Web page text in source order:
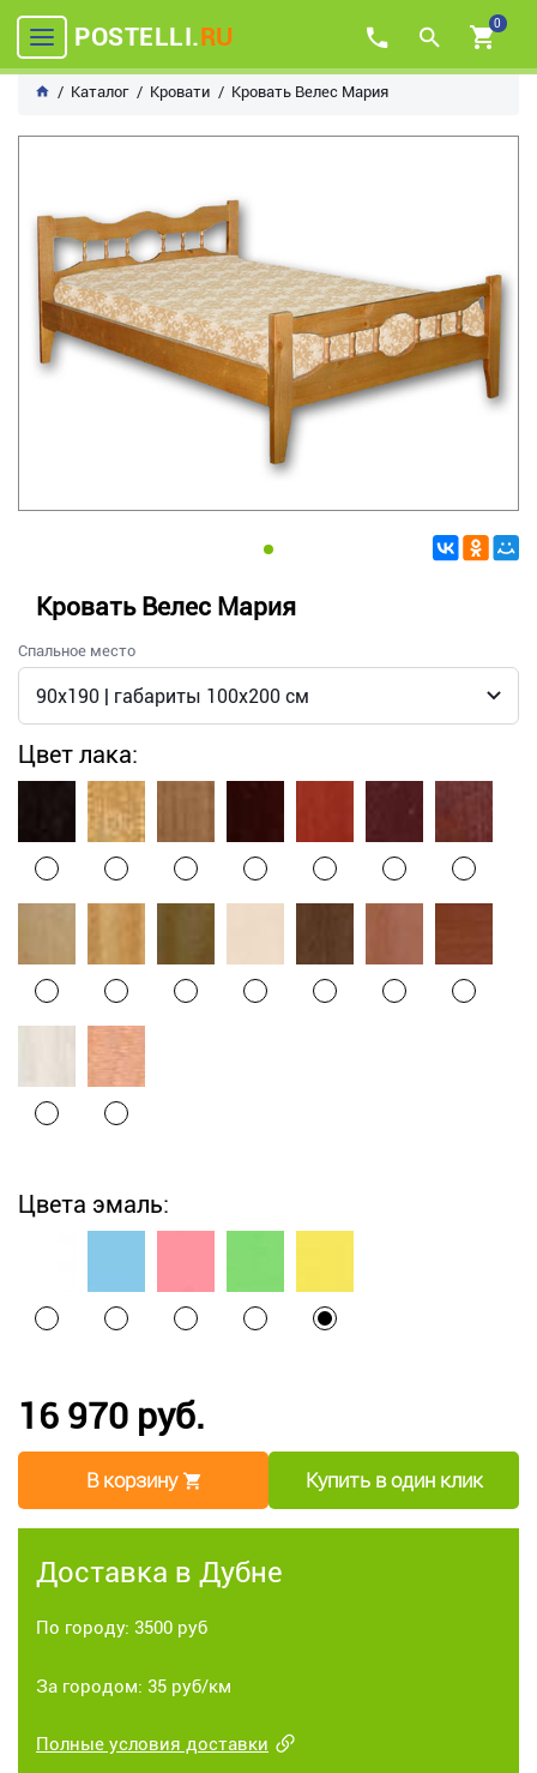
POSTELLI.RU 0
Каталог Кровати Кровать Велес Мария
Кровать Велес Мария
Спальное место
Цвет лака:
Цвета эмаль:
16 970 руб.
В корзину Купить в один клик
Доставка в Дубне
По городу: 3500 руб
За городом: 35 руб/км
Полные условия доставки